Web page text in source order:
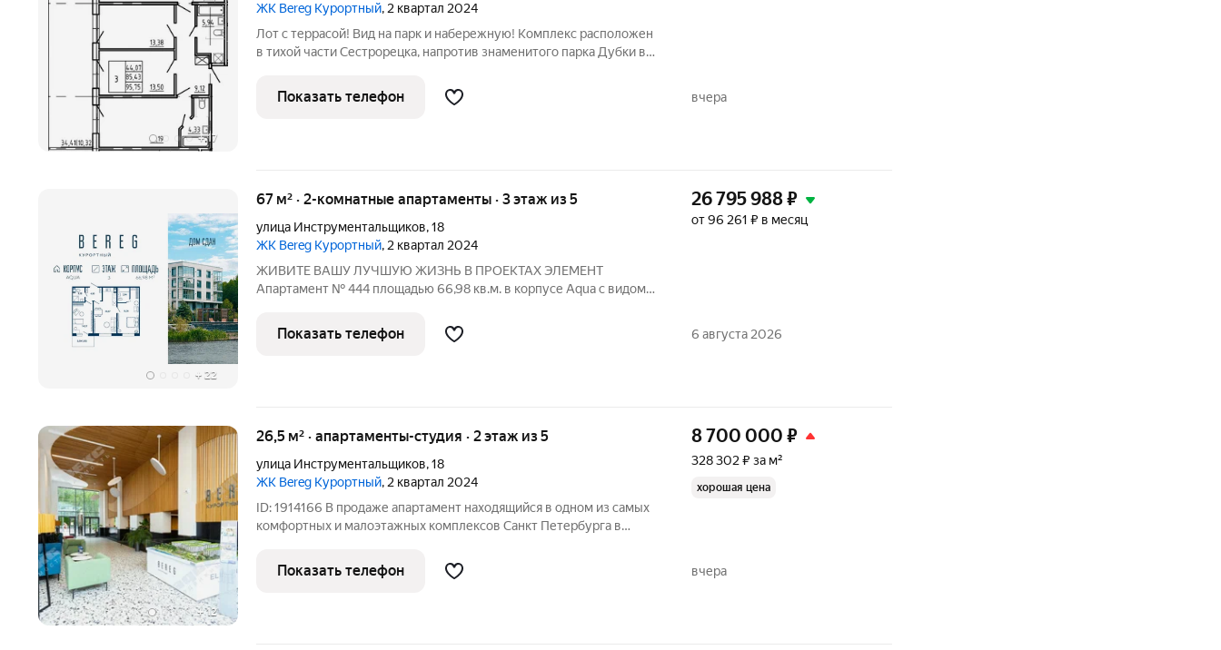
+17
ЖК Bereg Курортный, 2 квартал 2024
Лот с террасой! Вид на парк и набережную! Комплекс расположен
в тихой части Сестрорецка, напротив знаменитого парка Дубки в
побережья Финского залива, на берегу канала. Шум вековых
сосен и
Показать телефон вчера
+ 22
67 м² · 2-комнатные апартаменты · 3 этаж из 5
улица Инструментальщиков,18
ЖК Bereg Курортный, 2 квартал 2024
ЖИВИТЕ ВАШУ ЛУЧШУЮ ЖИЗНЬ В ПРОЕКТАХ ЭЛЕМЕНТ
Апартамент № 444 площадью 66,98 кв.м. в корпусе Aqua с видом
петербургского девелопера ELEMENT (ранее Element
Development) в
26 795 988₽
от 96 261 ₽ в месяц
Показать телефон 6 августа 2026
+12
26,5 м² · апартаменты-студия · 2 этаж из 5
улица Инструментальщиков,18
ЖК Bereg Курортный, 2 квартал 2024
ID: 1914166 В продаже апартамент находящийся в одном из самых
комфортных и малоэтажных комплексов Санкт Петербурга в
непосредственной близости от Финского залива на берегу канала,
напротив знаменитого
8 700 000 ₽
328 302 ₽ за м²
хорошая цена
Показать телефон вчера